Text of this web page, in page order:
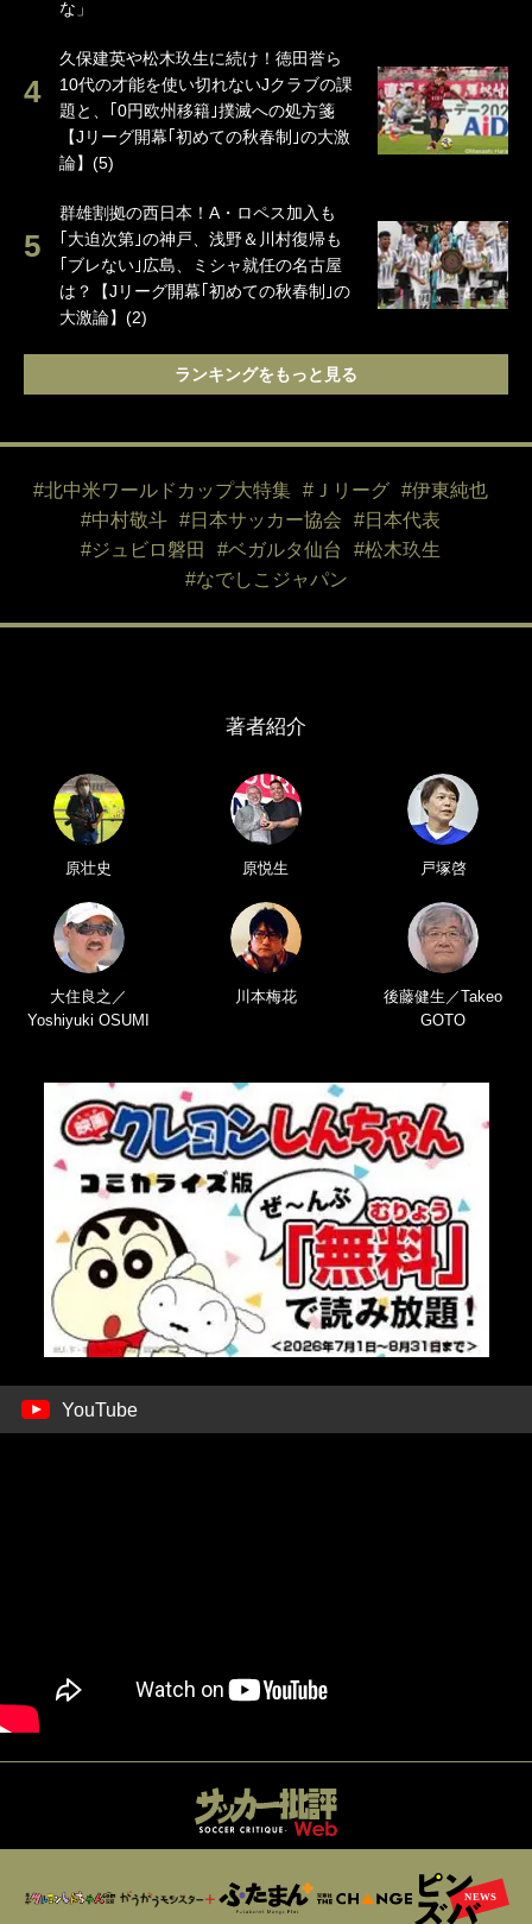
な」
久保建英や松木玖生に続け！徳田誉ら
10代の才能を使い切れないJクラブの課
題と、｢0円欧州移籍｣撲滅への処方箋
【Jリーグ開幕｢初めての秋春制｣の大激
論】(5)
群雄割拠の西日本！A・ロペス加入も
｢大迫次第｣の神戸、浅野＆川村復帰も
｢ブレない｣広島、ミシャ就任の名古屋
は？【Jリーグ開幕｢初めての秋春制｣の
大激論】(2)
ランキングをもっと見る
#北中米ワールドカップ大特集 #Ｊリーグ
#伊東純也
#中村敬斗
#日本サッカー協会
#日本代表
#ジュビロ磐田
#ベガルタ仙台
#松木玖生
#なでしこジャパン
著者紹介
原壮史 原悦生 戸塚啓
大住良之／
Yoshiyuki OSUMI
川本梅花
後藤健生／Takeo
GOTO
YouTube